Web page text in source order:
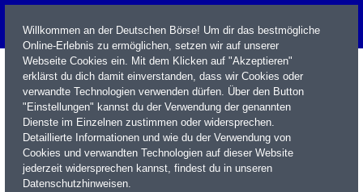
Name / WKN / ISIN / Kürzel
Willkommen an der Deutschen Börse! Um dir das bestmögliche
Online-Erlebnis zu ermöglichen, setzen wir auf unserer
Webseite Cookies ein. Mit dem Klicken auf "Akzeptieren"
erklärst du dich damit einverstanden, dass wir Cookies oder
verwandte Technologien verwenden dürfen. Über den Button
"Einstellungen" kannst du der Verwendung der genannten
Dienste im Einzelnen zustimmen oder widersprechen.
Detaillierte Informationen und wie du der Verwendung von
Cookies und verwandten Technologien auf dieser Website
jederzeit widersprechen kannst, findest du in unseren
Datenschutzhinweisen.